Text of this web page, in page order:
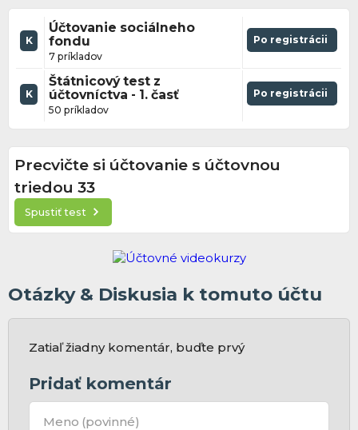
K
Účtovanie sociálneho
fondu
7 príkladov
Po registrácii
K
Štátnicový test z
účtovníctva - 1. časť
50 príkladov
Po registrácii
Precvičte si účtovanie s účtovnou
triedou 33
Spustiť test
Otázky & Diskusia k tomuto účtu
Zatiaľ žiadny komentár, buďte prvý
Pridať komentár
Meno (povinné)